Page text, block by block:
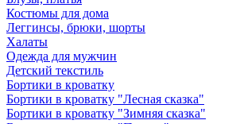
Костюмы для дома
Леггинсы, брюки, шорты
Халаты
Одежда для мужчин
Детский текстиль
Бортики в кроватку
Бортики в кроватку "Лесная сказка"
Бортики в кроватку "Зимняя сказка"